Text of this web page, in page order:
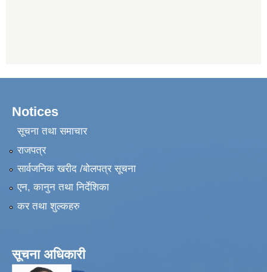
Notices
सूचना तथा समाचार
राजपत्र
सार्वजनिक खरीद /बोलपत्र सूचना
एन, कानुन तथा निर्देशिका
कर तथा शुल्कहरु
सूचना अधिकारी